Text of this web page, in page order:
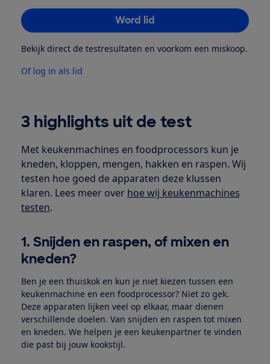
Word lid
Bekijk direct de testresultaten en voorkom een miskoop.
Of log in als lid
3 highlights uit de test
Met keukenmachines en foodprocessors kun je
kneden, kloppen, mengen, hakken en raspen. Wij
testen hoe goed de apparaten deze klussen
klaren. Lees meer over hoe wij keukenmachines
testen.
1. Snijden en raspen, of mixen en
kneden?
Ben je een thuiskok en kun je niet kiezen tussen een
keukenmachine en een foodprocessor? Niet zo gek.
Deze apparaten lijken veel op elkaar, maar dienen
verschillende doelen. Van snijden en raspen tot mixen
en kneden. We helpen je een keukenpartner te vinden
die past bij jouw kookstijl.